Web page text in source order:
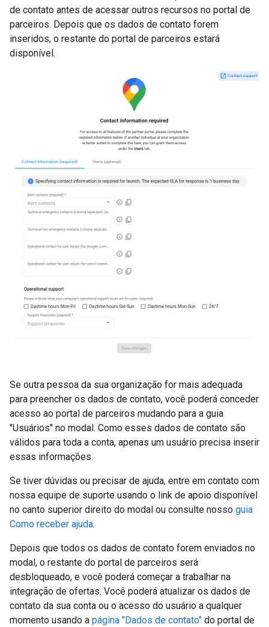
de contato antes de acessar outros recursos no portal de
parceiros. Depois que os dados de contato forem
inseridos, o restante do portal de parceiros estará
disponível.
Se outra pessoa da sua organização for mais adequada
para preencher os dados de contato, você poderá conceder
acesso ao portal de parceiros mudando para a guia
"Usuários" no modal. Como esses dados de contato são
válidos para toda a conta, apenas um usuário precisa inserir
essas informações.
Se tiver dúvidas ou precisar de ajuda, entre em contato com
nossa equipe de suporte usando o link de apoio disponível
no canto superior direito do modal ou consulte nosso guia
Como receber ajuda.
Depois que todos os dados de contato forem enviados no
modal, o restante do portal de parceiros será
desbloqueado, e você poderá começar a trabalhar na
integração de ofertas. Você poderá atualizar os dados de
contato da sua conta ou o acesso do usuário a qualquer
momento usando a página "Dados de contato" do portal de